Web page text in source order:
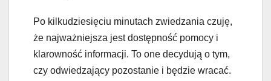
Po kilkudziesięciu minutach zwiedzania czuję,
że najważniejsza jest dostępność pomocy i
klarowność informacji. To one decydują o tym,
czy odwiedzający pozostanie i będzie wracać.